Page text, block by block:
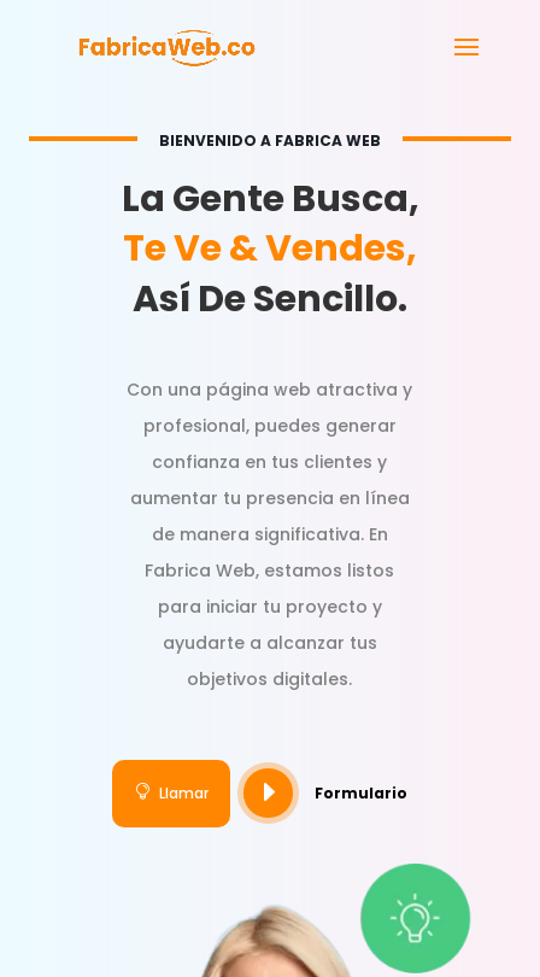
BIENVENIDO A FABRICA WEB
La Gente Busca,
Te Ve & Vendes,
Así De Sencillo.
Con una página web atractiva y
profesional, puedes generar
confianza en tus clientes y
aumentar tu presencia en línea
de manera significativa. En
Fabrica Web, estamos listos
para iniciar tu proyecto y
ayudarte a alcanzar tus
objetivos digitales.
 Llamar E Formulario